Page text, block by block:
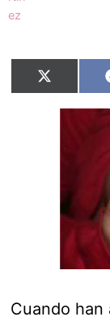
Compartir
en
X
(Twitter)
Cuando han